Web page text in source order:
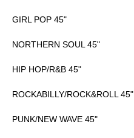
GIRL POP 45"
NORTHERN SOUL 45"
HIP HOP/R&B 45"
ROCKABILLY/ROCK&ROLL 45"
PUNK/NEW WAVE 45"